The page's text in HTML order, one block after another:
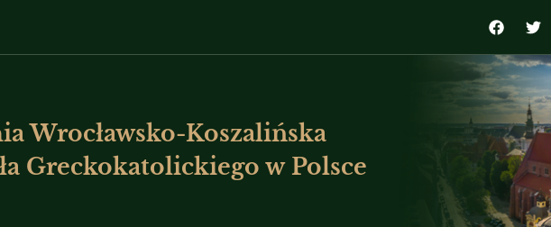
Wrocławsko-Koszalińska
Greckokatolickiego w Polsce